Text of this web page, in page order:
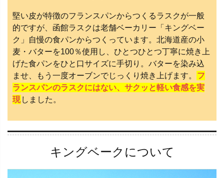
堅い皮が特徴のフランスパンからつくるラスクが一般
的ですが、函館ラスクは老舗ベーカリー「キングベー
ク」自慢の食パンからつくっています。北海道産の小
麦・バターを100％使用し、ひとつひとつ丁寧に焼き上
げた食パンをひと口サイズに手切り。バターを染み込
ませ、もう一度オーブンでじっくり焼き上げます。
フ
ランスパンのラスクにはない、サクッと軽い食感を実
現 しました。
キングベークについて